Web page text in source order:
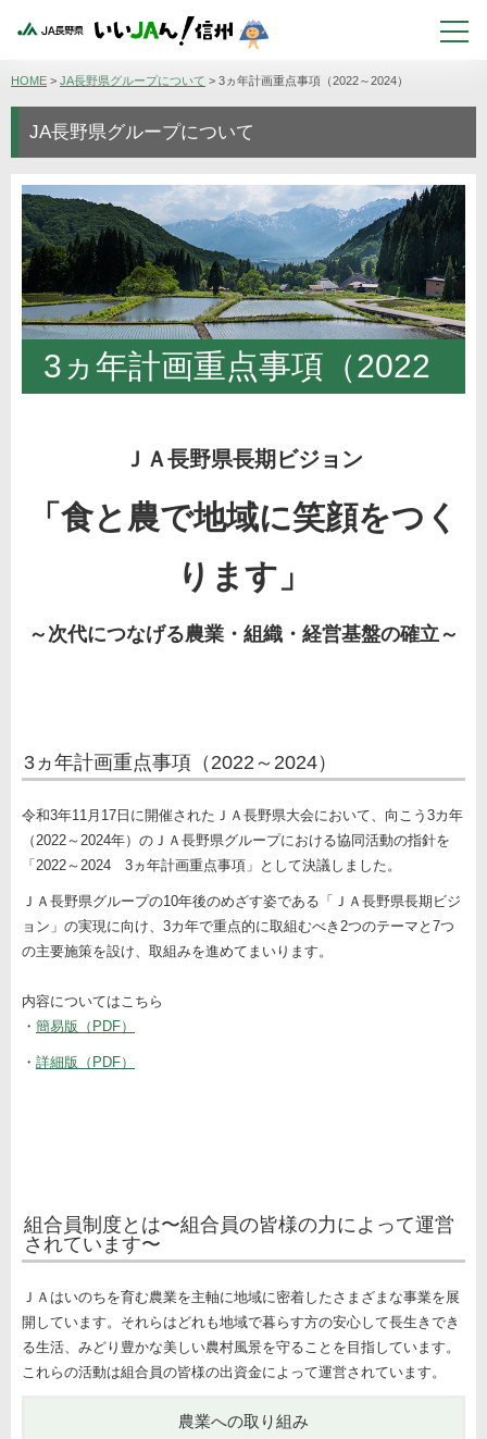
HOME > JA長野県グループについて > 3ヵ年計画重点事項（2022～2024）
JA長野県グループについて
3ヵ年計画重点事項（2022
ＪＡ長野県長期ビジョン
「食と農で地域に笑顔をつく
ります」
～次代につなげる農業・組織・経営基盤の確立～
3ヵ年計画重点事項（2022～2024）
令和3年11 月 17 日に開催されたＪＡ 長野県大会において 、向こう 3カ年
（ 2022～ 2024年） のＪＡ長野県グループにおける協同活動の指針を
「 2022～ 2024 3 ヵ年計画重点事項」として決議しました。
ＪＡ 長野県グループの10年後のめざす姿である「ＪＡ長野県長期ビジ
ョン」の実現 に 向け、 3カ年で重点的に取組むべき 2つのテーマと 7つ
の主要施策を設け、取組みを進めてまいります。
内容についてはこちら
・ 簡易版（PDF）
・ 詳細版（PDF）
組合員制度とは〜組合員の皆様の力によって運営
されています〜
ＪＡはいのちを育む農業を主軸に地域に密着したさまざまな事業を展
開しています。それらはどれも地域で暮らす方の安心して長生きでき
る生活、みどり豊かな美しい農村風景を守ることを目指しています。
これらの活動は組合員の皆様の出資金によって運営されています。
農業への取り組み